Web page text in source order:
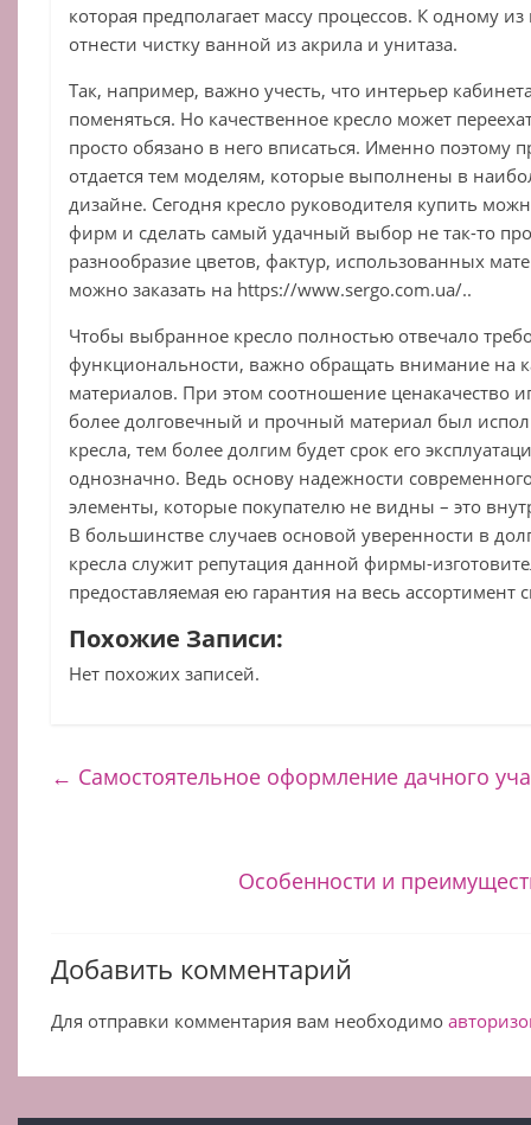
которая предполагает массу процессов. К одному
отнести чистку ванной из акрила и унитаза.
Так, например, важно учесть, что интерьер
поменяться. Но качественное кресло может
просто обязано в него вписаться. Именно поэтому
отдается тем моделям, которые выполнены в
дизайне. Сегодня кресло руководителя купить
фирм и сделать самый удачный выбор не так-то
разнообразие цветов, фактур, использованных
можно заказать на https://www.sergo.com.ua/..
Чтобы выбранное кресло полностью отвечало
функциональности, важно обращать внимание на
материалов. При этом соотношение ценакачество
более долговечный и прочный материал был
кресла, тем более долгим будет срок его
однозначно. Ведь основу надежности современного
элементы, которые покупателю не видны – это
В большинстве случаев основой уверенности в
кресла служит репутация данной фирмы-
предоставляемая ею гарантия на весь ассортимент
Похожие Записи:
Нет похожих записей.
← Самостоятельное оформление дачного
Особенности и
Добавить комментарий
Для отправки комментария вам необходимо